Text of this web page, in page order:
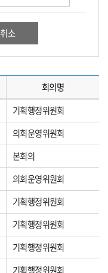
취소
회의명
기획행정위원회
의회운영위원회
본회의
의회운영위원회
기획행정위원회
기획행정위원회
기획행정위원회
기획행정위원회